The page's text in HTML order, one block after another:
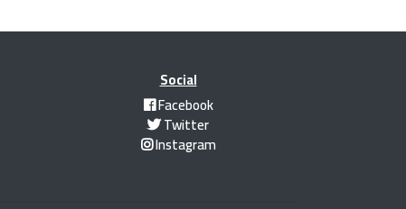
Social
Facebook
Twitter
Instagram